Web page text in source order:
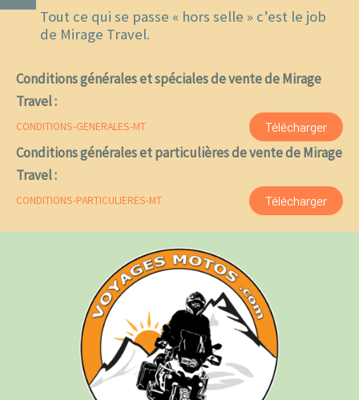
Tout ce qui se passe « hors selle » c’est le job
de Mirage Travel.
Conditions générales et spéciales de vente de Mirage
Travel :
CONDITIONS-GENERALES-MT Télécharger
Conditions générales et particulières de vente de Mirage
Travel :
CONDITIONS-PARTICULIERES-MT Télécharger